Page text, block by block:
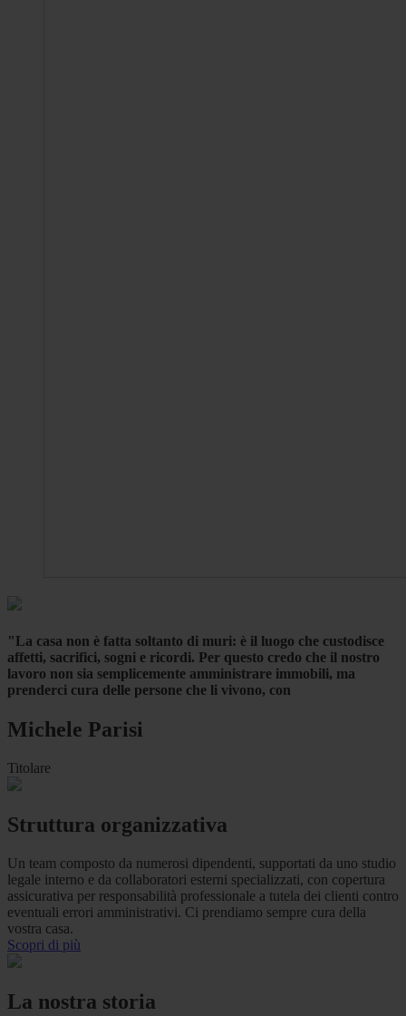
"La casa non è fatta soltanto di muri: è il luogo che custodisce
affetti, sacrifici, sogni e ricordi. Per questo credo che il nostro
lavoro non sia semplicemente amministrare immobili, ma
prenderci cura delle persone che li vivono, con
Michele Parisi
Titolare
Struttura organizzativa
Un team composto da numerosi dipendenti, supportati da uno studio
legale interno e da collaboratori esterni specializzati, con copertura
assicurativa per responsabilità professionale a tutela dei clienti contro
eventuali errori amministrativi. Ci prendiamo sempre cura della
vostra casa.
Scopri di più
La nostra storia